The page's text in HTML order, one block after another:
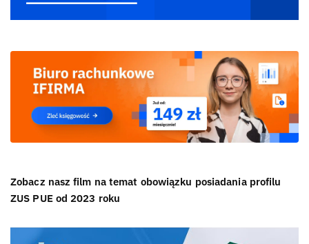
Zobacz nasz film na temat obowiązku posiadania profilu
ZUS PUE od 2023 roku